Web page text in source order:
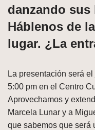
danzando
Háblenos de
lugar. ¿La
La presentación será
5:00 pm en el Centro
Aprovechamos y
Marcela Lunar y a
que sabemos que será